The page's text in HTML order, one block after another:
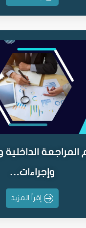
المراجعة
وإجراءات…
إقرأ المزيد